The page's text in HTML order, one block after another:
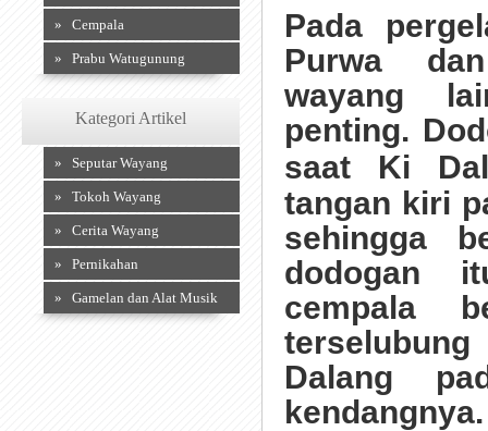
» Cempala
» Prabu Watugunung
Kategori Artikel
» Seputar Wayang
» Tokoh Wayang
» Cerita Wayang
» Pernikahan
» Gamelan dan Alat Musik
Pada
Purwa
wayang
penting.
saat Ki
tangan kiri
sehingga
dodogan
cempala
Dalang
kendangnya.